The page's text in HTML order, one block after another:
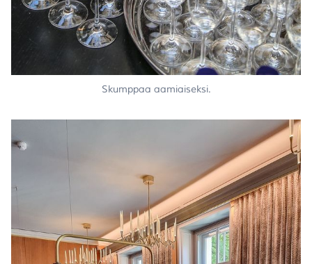
Skumppaa aamiaiseksi.